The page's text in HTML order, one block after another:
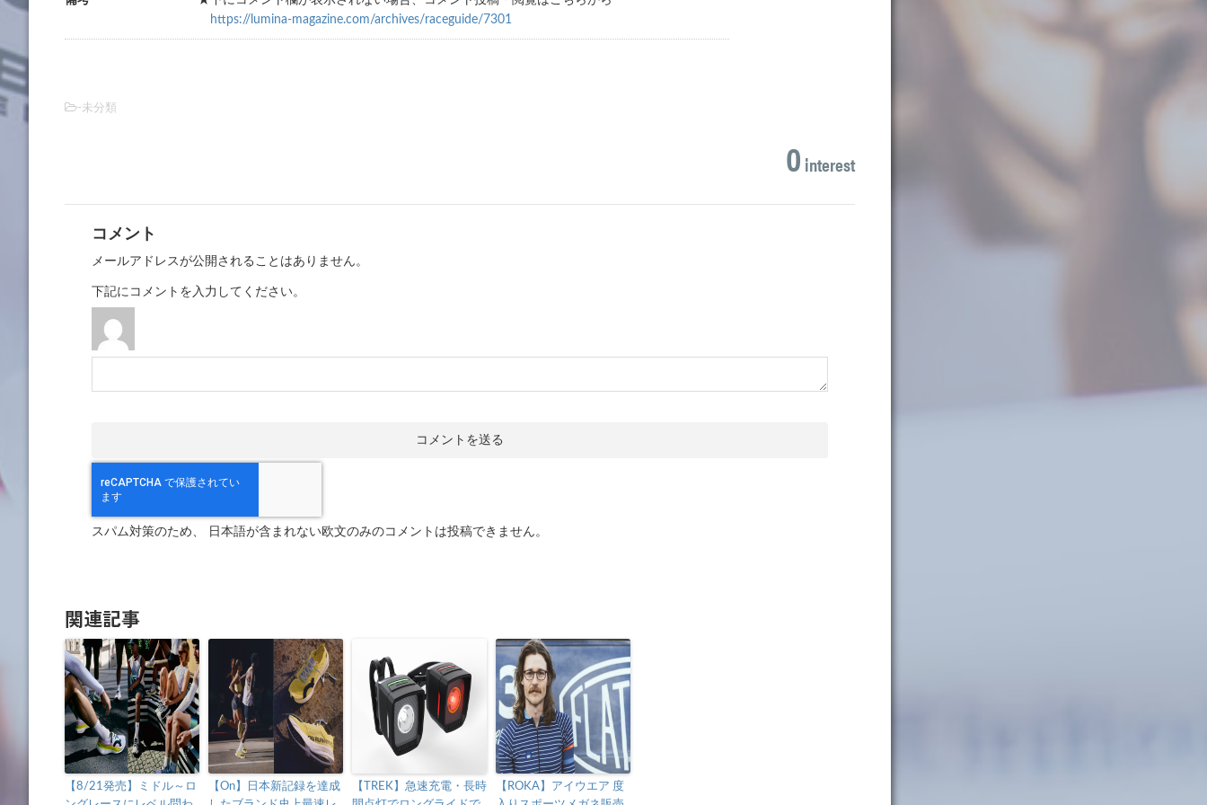
https://lumina-magazine.com/archives/raceguide/7301
-未分類
0 interest
コメント
メールアドレスが公開されることはありません。
下記にコメントを入力してください。
スパム対策のため、 日本語が含まれない欧文のみのコメントは投稿できません。
関連記事
【8/21発売】ミドル～ロ
【On】日本新記録を達成
【TREK】急速充電・長時
【ROKA】アイウエア 度